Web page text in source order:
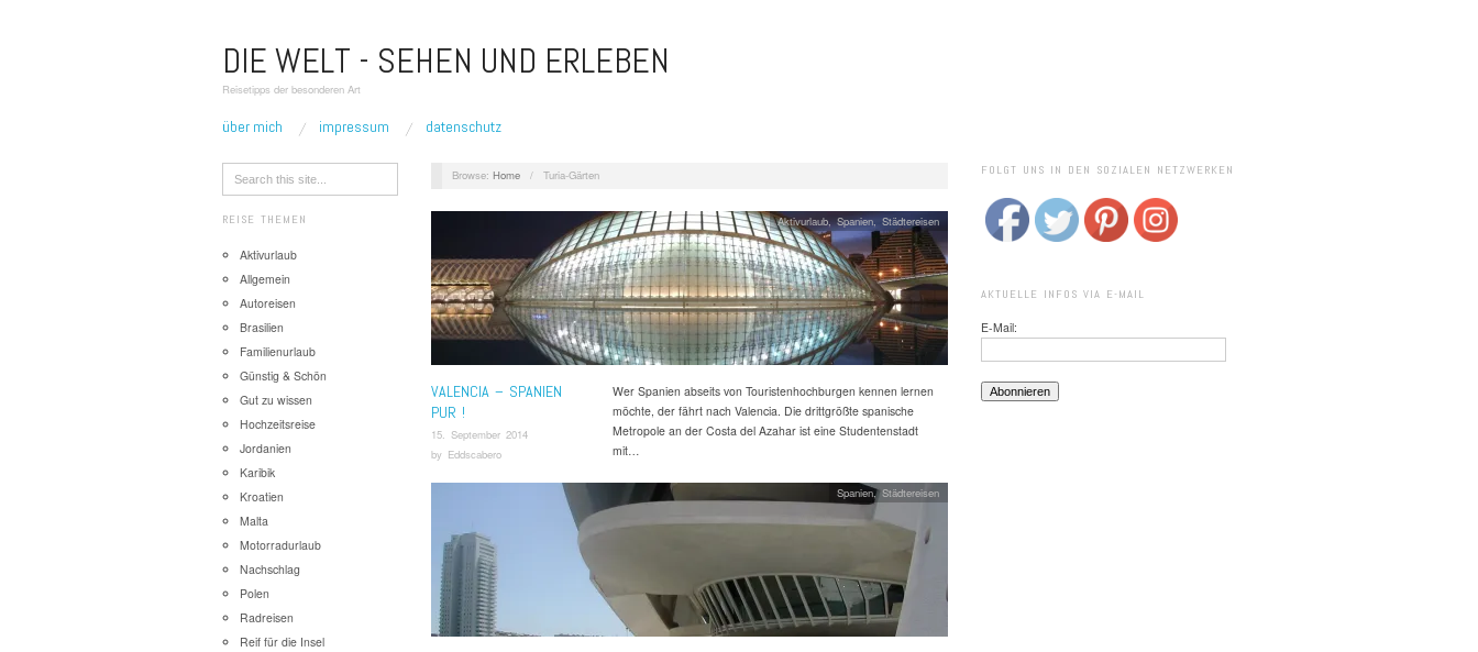
DIE WELT - SEHEN UND ERLEBEN
Reisetipps der besonderen Art
über mich impressum datenschutz
REISE THEMEN
Aktivurlaub
Allgemein
Autoreisen
Brasilien
Familienurlaub
Günstig & Schön
Gut zu wissen
Hochzeitsreise
Jordanien
Karibik
Kroatien
Malta
Motorradurlaub
Nachschlag
Polen
Radreisen
Reif für die Insel
Browse: Home / Turia-Gärten
VALENCIA – SPANIEN
PUR !
15. September 2014
by Eddscabero
Aktivurlaub,Spanien,Städtereisen
Wer Spanien abseits von Touristenhochburgen kennen lernen
möchte, der fährt nach Valencia. Die drittgrößte spanische
Metropole an der Costa del Azahar ist eine Studentenstadt
mit…
Spanien,Städtereisen
FOLGT UNS IN DEN SOZIALEN NETZWERKEN
AKTUELLE INFOS VIA E-MAIL
E-Mail: